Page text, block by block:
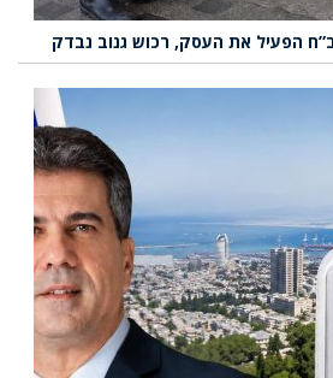
הפעיל את העסק, רכוש גנוב נבדק